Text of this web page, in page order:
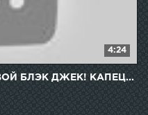
4:24
БЛЭК ДЖЕК! КАПЕЦ...